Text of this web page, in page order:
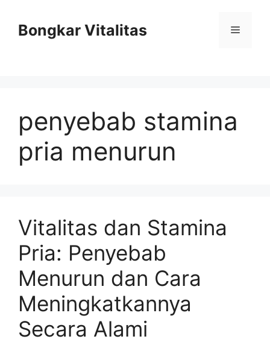
contentBongkar Vitalitas Menu
penyebab stamina
pria menurun
Vitalitas dan Stamina
Pria: Penyebab
Menurun dan Cara
Meningkatkannya
Secara Alami